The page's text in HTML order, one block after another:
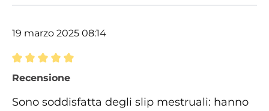
19 marzo 2025 08:14
Recensione con valutazione di 5 su 5 stelle
Recensione
Sono soddisfatta degli slip mestruali: hanno